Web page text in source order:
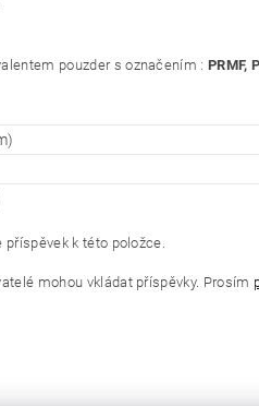
pouzder s označením :PRMF,
příspěvek k této položce.
mohou vkládat příspěvky. Prosím